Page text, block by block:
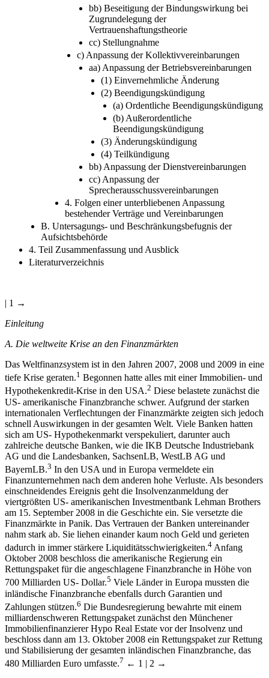
bb) Beseitigung der Bindungswirkung bei
Zugrundelegung der
Vertrauenshaftungstheorie
cc) Stellungnahme
c) Anpassung der Kollektivvereinbarungen
aa) Anpassung der Betriebsvereinbarungen
(1) Einvernehmliche Änderung
(2) Beendigungskündigung
(a) Ordentliche Beendigungskündigung
(b) Außerordentliche
Beendigungskündigung
(3) Änderungskündigung
(4) Teilkündigung
bb) Anpassung der Dienstvereinbarungen
cc) Anpassung der
Sprecherausschussvereinbarungen
4. Folgen einer unterbliebenen Anpassung
bestehender Verträge und Vereinbarungen
B. Untersagungs- und Beschränkungsbefugnis der
Aufsichtsbehörde
4. Teil Zusammenfassung und Ausblick
Literaturverzeichnis
| 1 →
Einleitung
A. Die weltweite Krise an den Finanzmärkten
Das Weltfinanzsystem ist in den Jahren 2007, 2008 und 2009 in eine
tiefe Krise geraten.1 Begonnen hatte alles mit einer Immobilien- und
Hypothekenkredit-Krise in den USA.2 Diese belastete zunächst die
US- amerikanische Finanzbranche schwer. Aufgrund der starken
internationalen Verflechtungen der Finanzmärkte zeigten sich jedoch
schnell Auswirkungen in der gesamten Welt. Viele Banken hatten
sich am US- Hypothekenmarkt verspekuliert, darunter auch
zahlreiche deutsche Banken, wie die IKB Deutsche Industriebank
AG und die Landesbanken, SachsenLB, WestLB AG und
BayernLB.3 In den USA und in Europa vermeldete ein
Finanzunternehmen nach dem anderen hohe Verluste. Als besonders
einschneidendes Ereignis geht die Insolvenzanmeldung der
viertgrößten US- amerikanischen Investmentbank Lehman Brothers
am 15. September 2008 in die Geschichte ein. Sie versetzte die
Finanzmärkte in Panik. Das Vertrauen der Banken untereinander
nahm stark ab. Sie liehen einander kaum noch Geld und gerieten
dadurch in immer stärkere Liquiditätsschwierigkeiten.4 Anfang
Oktober 2008 beschloss die amerikanische Regierung ein
Rettungspaket für die angeschlagene Finanzbranche in Höhe von
700 Milliarden US- Dollar.5 Viele Länder in Europa mussten die
inländische Finanzbranche ebenfalls durch Garantien und
Zahlungen stützen.6 Die Bundesregierung bewahrte mit einem
milliardenschweren Rettungspaket zunächst den Münchener
Immobilienfinanzierer Hypo Real Estate vor der Insolvenz und
beschloss dann am 13. Oktober 2008 ein Rettungspaket zur Rettung
und Stabilisierung der gesamten inländischen Finanzbranche, das
480 Milliarden Euro umfasste.7 ← 1 | 2 →